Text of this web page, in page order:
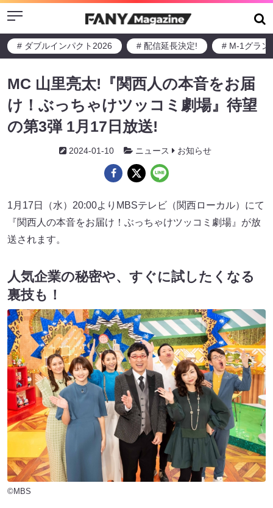
Menu
# ダブルインパクト2026 # 配信延長決定! # M-1グラン
MC 山里亮太!『関西人の本音をお届
け！ぶっちゃけツッコミ劇場』待望
の第3弾 1月17日放送!
2024-01-10 ニュース お知らせ
1月17日（水）20:00よりMBSテレビ（関西ローカル）にて
『関西人の本音をお届け！ぶっちゃけツッコミ劇場』が放
送されます。
人気企業の秘密や、すぐに試したくなる
裏技も！
©MBS